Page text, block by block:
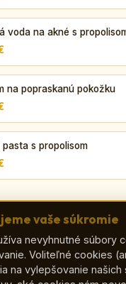
voda na akné s
na popraskanú pokožku
pasta s propolisom
Orličková
|Zaujímavosti o mede|O
vaše súkromie
nevyhnutné súbory
Voliteľné cookies
na vylepšovanie našich